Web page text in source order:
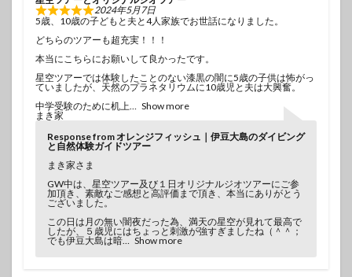
2024年5月7日
5歳、10歳の子どもと夫と4人家族でお世話になりました。
どちらのツアーも超充実！！！
本当にこちらにお願いして良かったです。
星空ツアーでは体験したことのない漆黒の闇に5歳の子供は怖がっ
ていましたが、天然のプラネタリウムに10歳児と夫は大興奮。
中学受験のために机上
Show more
まき家
Response from オレンジフィッシュ｜伊豆大島のダイビング
と自然体験ガイドツアー
まき家さま
GW中は、星空ツアー及び１日オリジナルジオツアーにご参
加頂き、素敵なご感想と高評価まで頂き、本当にありがとう
ございました。
この日は月の無い闇夜だった為、満天の星空が見れて最高で
したが、５歳児にはちょっと刺激が強すぎましたね（＾＾；
でも伊豆大島は暗
Show more